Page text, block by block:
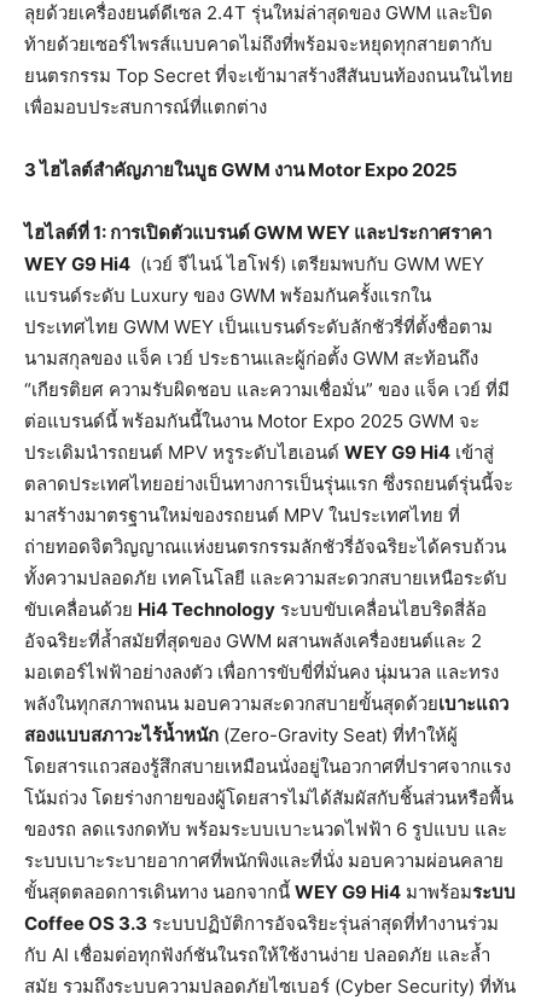
ลุยด้วยเครื่องยนต์ดีเซล 2.4T รุ่นใหม่ล่าสุดของ GWM และปิด
ท้ายด้วยเซอร์ไพรส์แบบคาดไม่ถึงที่พร้อมจะหยุดทุกสายตากับ
ยนตรกรรม Top Secret ที่จะเข้ามาสร้างสีสันบนท้องถนนในไทย
เพื่อมอบประสบการณ์ที่แตกต่าง
3ไฮไลต์สำคัญภายในบูธGWM งานMotor Expo 2025
ไฮไลต์ที่1: การเปิดตัวแบรนด์GWM WEY และประกาศราคา
WEY G9 Hi4 (เวย์ จีไนน์ ไฮโฟร์) เตรียมพบกับ GWM WEY
แบรนด์ระดับ Luxury ของ GWM พร้อมกันครั้งแรกใน
ประเทศไทย GWM WEY เป็นแบรนด์ระดับลักชัวรี่ที่ตั้งชื่อตาม
นามสกุลของ แจ็ค เวย์ ประธานและผู้ก่อตั้ง GWM สะท้อนถึง
“เกียรติยศ ความรับผิดชอบ และความเชื่อมั่น” ของ แจ็ค เวย์ ที่มี
ต่อแบรนด์นี้ พร้อมกันนี้ในงาน Motor Expo 2025 GWM จะ
ประเดิมนำรถยนต์ MPV หรูระดับไฮเอนด์ WEY G9 Hi4 เข้าสู่
ตลาดประเทศไทยอย่างเป็นทางการเป็นรุ่นแรก ซึ่งรถยนต์รุ่นนี้จะ
มาสร้างมาตรฐานใหม่ของรถยนต์ MPV ในประเทศไทย ที่
ถ่ายทอดจิตวิญญาณแห่งยนตรกรรมลักชัวรี่อัจฉริยะได้ครบถ้วน
ทั้งความปลอดภัย เทคโนโลยี และความสะดวกสบายเหนือระดับ
ขับเคลื่อนด้วย Hi4 Technology ระบบขับเคลื่อนไฮบริดสี่ล้อ
อัจฉริยะที่ล้ำสมัยที่สุดของ GWM ผสานพลังเครื่องยนต์และ 2
มอเตอร์ไฟฟ้าอย่างลงตัว เพื่อการขับขี่ที่มั่นคง นุ่มนวล และทรง
พลังในทุกสภาพถนน มอบความสะดวกสบายขั้นสุดด้วยเบาะแถว
สองแบบสภาวะไร้น้ำหนัก (Zero-Gravity Seat) ที่ทำให้ผู้
โดยสารแถวสองรู้สึกสบายเหมือนนั่งอยู่ในอวกาศที่ปราศจากแรง
โน้มถ่วง โดยร่างกายของผู้โดยสารไม่ได้สัมผัสกับชิ้นส่วนหรือพื้น
ของรถ ลดแรงกดทับ พร้อมระบบเบาะนวดไฟฟ้า 6 รูปแบบ และ
ระบบเบาะระบายอากาศที่พนักพิงและที่นั่ง มอบความผ่อนคลาย
ขั้นสุดตลอดการเดินทาง นอกจากนี้ WEY G9 Hi4 มาพร้อมระบบ
Coffee OS 3.3 ระบบปฏิบัติการอัจฉริยะรุ่นล่าสุดที่ทำงานร่วม
กับ AI เชื่อมต่อทุกฟังก์ชันในรถให้ใช้งานง่าย ปลอดภัย และล้ำ
สมัย รวมถึงระบบความปลอดภัยไซเบอร์ (Cyber Security) ที่ทัน